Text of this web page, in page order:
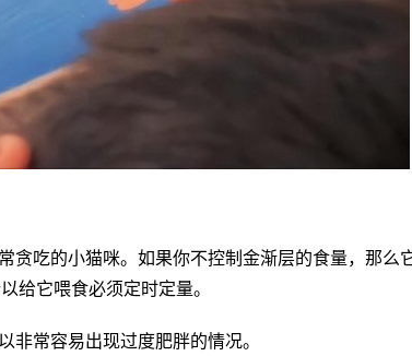
贪吃的小猫咪。如果你不控制金渐层的食量，那么
给它喂食必须定时定量。
非常容易出现过度肥胖的情况。